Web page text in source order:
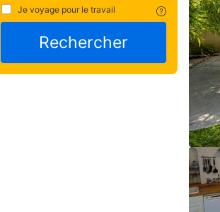
Je voyage pour le travail
Rechercher
sur
y
le
de
et
sur